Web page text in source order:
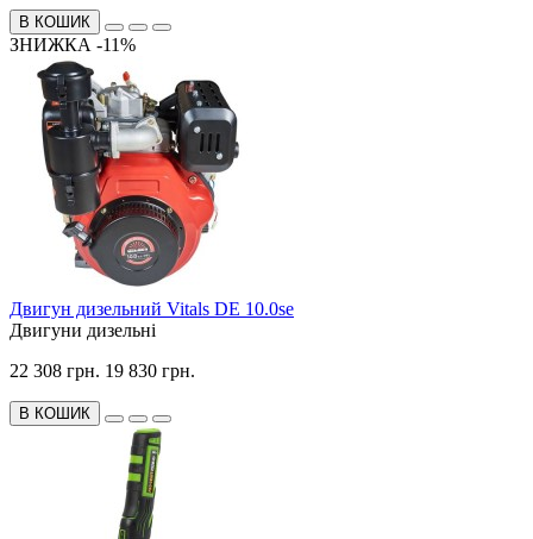
В КОШИК
ЗНИЖКА -11%
Двигун дизельний Vitals DE 10.0se
Двигуни дизельні
22 308 грн. 19 830 грн.
В КОШИК